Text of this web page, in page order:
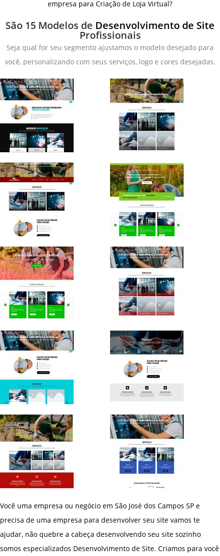
empresa para Criação de Loja Virtual?
São 15 Modelos de Desenvolvimento de Site
Profissionais
Seja qual for seu segmento ajustamos o modelo desejado para
você, personalizando com seus serviços, logo e cores desejadas.
Você uma empresa ou negócio em São José dos Campos SP e
precisa de uma empresa para desenvolver seu site vamos te
ajudar, não quebre a cabeça desenvolvendo seu site sozinho
somos especializados Desenvolvimento de Site. Criamos para você